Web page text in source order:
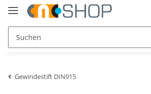
Gewindestift DIN915